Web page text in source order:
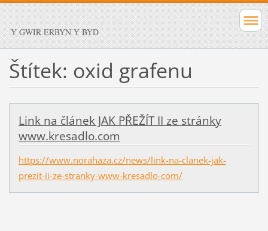
Y GWIR ERBYN Y BYD
Štítek: oxid grafenu
Link na článek JAK PŘEŽÍT II ze stránky
www.kresadlo.com
https://www.norahaza.cz/news/link-na-clanek-jak-
prezit-ii-ze-stranky-www-kresadlo-com/